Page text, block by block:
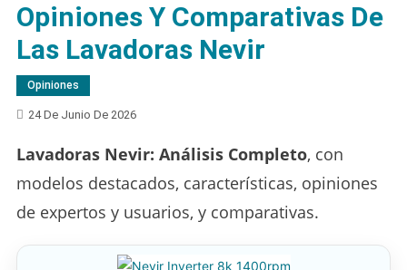
Opiniones Y Comparativas De
Las Lavadoras Nevir
Opiniones
24 De Junio De 2026
Lavadoras Nevir: Análisis Completo, con
modelos destacados, características, opiniones
de expertos y usuarios, y comparativas.